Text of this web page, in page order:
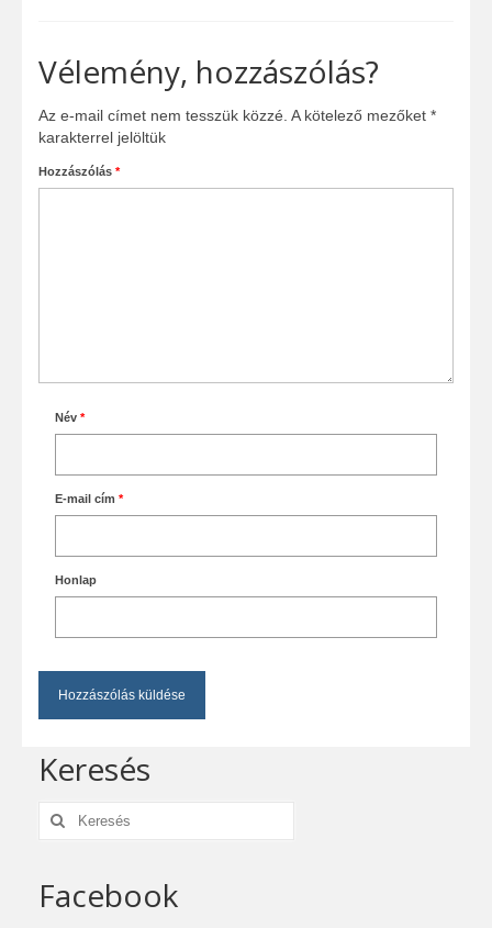
Vélemény, hozzászólás?
Az e-mail címet nem tesszük közzé. A kötelező mezőket *
karakterrel jelöltük
Hozzászólás *
Név *
E-mail cím *
Honlap
Keresés
Keresés:
Facebook